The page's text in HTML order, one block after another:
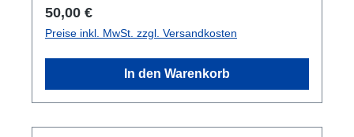
Auswahl? In einem Beratungsgespräch helfen
wir gerne weiter.Gutschein wird per E-Mail
gesondert versendet. Wir erstellen diese
persönlich. Einlösbar im Online-Shop und
Regulärer Preis:
50,00 €
Preise inkl. MwSt. zzgl. Versandkosten
In den Warenkorb